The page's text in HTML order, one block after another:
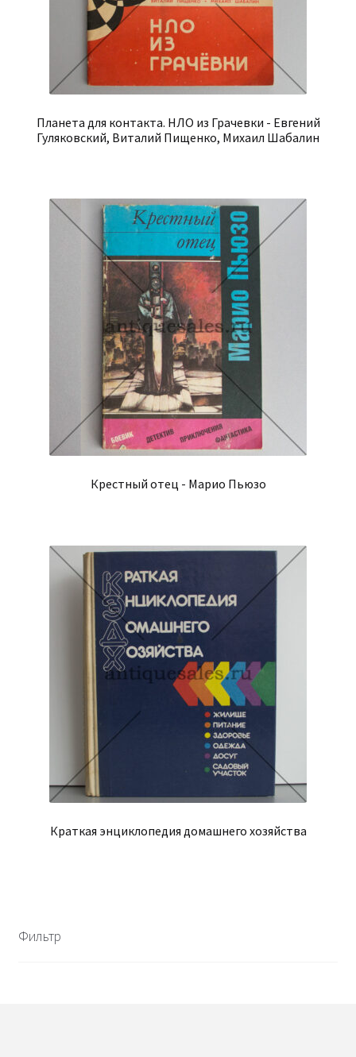
Планета для контакта. НЛО из Грачевки - Евгений
Гуляковский, Виталий Пищенко, Михаил Шабалин
Крестный отец - Марио Пьюзо
Краткая энциклопедия домашнего хозяйства
Фильтр